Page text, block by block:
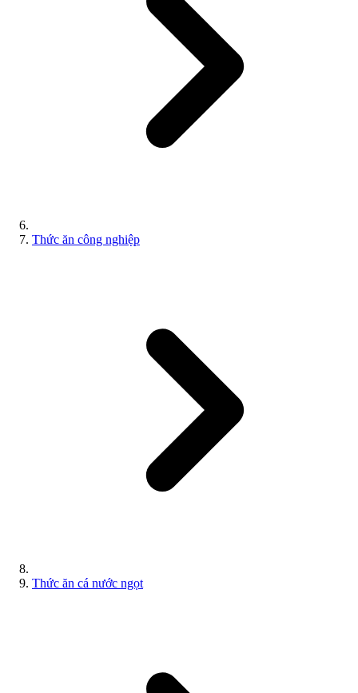
Thức ăn công nghiệp
Thức ăn cá nước ngọt